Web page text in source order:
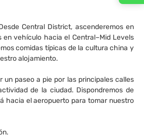
Central District, ascenderemos en
vehículo hacia el Central–Mid Levels
comidas típicas de la cultura china y
alojamiento.
paseo a pie por las principales calles
de la ciudad. Dispondremos de
hacia el aeropuerto para tomar nuestro